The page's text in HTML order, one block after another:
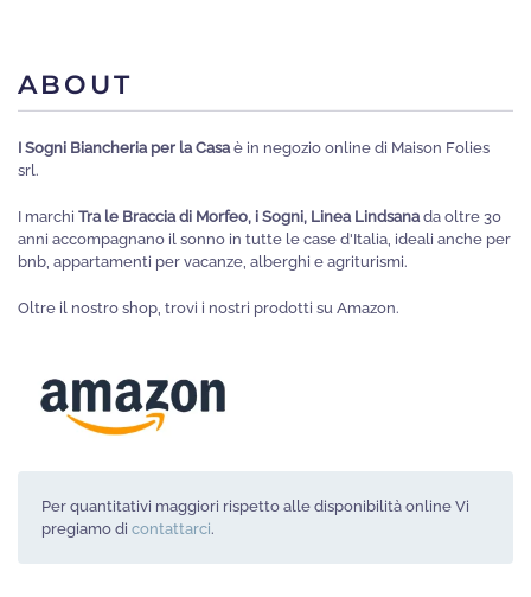
ABOUT
I Sogni Biancheria per la Casa è in negozio online di Maison Folies
srl.
I marchi Tra le Braccia di Morfeo, i Sogni, Linea Lindsana da oltre 30
anni accompagnano il sonno in tutte le case d'Italia, ideali anche per
bnb, appartamenti per vacanze, alberghi e agriturismi.
Oltre il nostro shop, trovi i nostri prodotti su Amazon.
Per quantitativi maggiori rispetto alle disponibilità online Vi
pregiamo di contattarci.